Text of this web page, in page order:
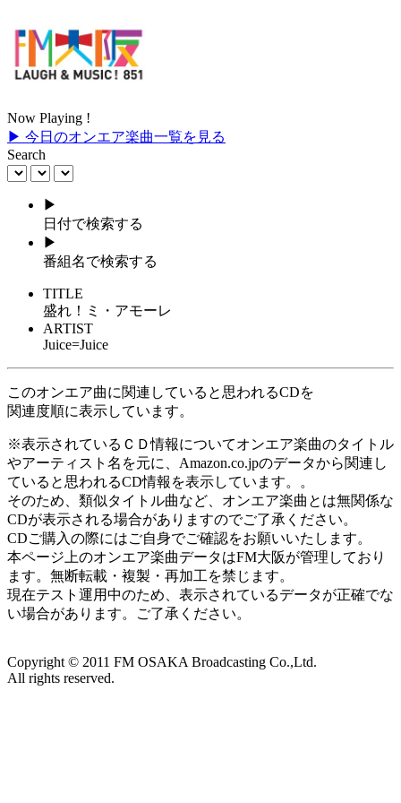
Now Playing !
▶ 今日のオンエア楽曲一覧を見る
Search
▶
日付で検索する
▶
番組名で検索する
TITLE
盛れ！ミ・アモーレ
ARTIST
Juice=Juice
このオンエア曲に関連していると思われるCDを
関連度順に表示しています。
※表示されているＣＤ情報についてオンエア楽曲のタイトル
やアーティスト名を元に、Amazon.co.jpのデータから関連し
ていると思われるCD情報を表示しています。。
そのため、類似タイトル曲など、オンエア楽曲とは無関係な
CDが表示される場合がありますのでご了承ください。
CDご購入の際にはご自身でご確認をお願いいたします。
本ページ上のオンエア楽曲データはFM大阪が管理しており
ます。無断転載・複製・再加工を禁じます。
現在テスト運用中のため、表示されているデータが正確でな
い場合があります。ご了承ください。
Copyright © 2011 FM OSAKA Broadcasting Co.,Ltd.
All rights reserved.